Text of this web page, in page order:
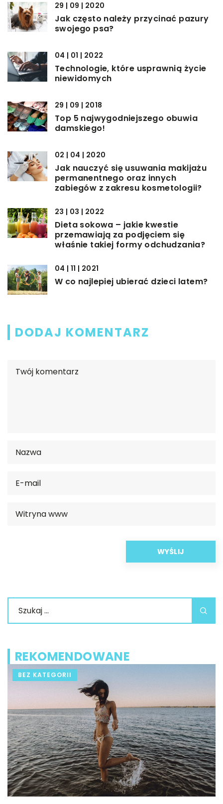
29 | 09 | 2020
Jak często należy przycinać pazury
swojego psa?
04 | 01 | 2022
Technologie, które usprawnią życie
niewidomych
29 | 09 | 2018
Top 5 najwygodniejszego obuwia
damskiego!
02 | 04 | 2020
Jak nauczyć się usuwania makijażu
permanentnego oraz innych
zabiegów z zakresu kosmetologii?
23 | 03 | 2022
Dieta sokowa – jakie kwestie
przemawiają za podjęciem się
właśnie takiej formy odchudzania?
04 | 11 | 2021
W co najlepiej ubierać dzieci latem?
DODAJ KOMENTARZ
REKOMENDOWANE
BEZ KATEGORII